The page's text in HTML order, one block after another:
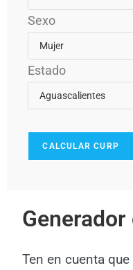
Sexo
Estado
Generador
Ten en cuenta